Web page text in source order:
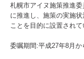
札幌市アイヌ施策推進
に推進し、施策の実施
ことを目的に設置され
委嘱期間:平成27年8月か